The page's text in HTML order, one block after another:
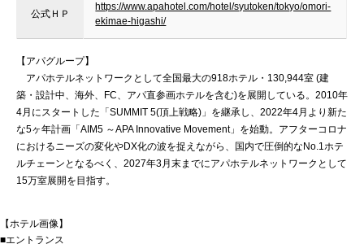
公式ＨＰ
https://www.apahotel.com/hotel/syutoken/tokyo/omori-
ekimae-higashi/
【アパグループ】
アパホテルネットワークとして全国最大の918ホテル・130,944室 (建
築・設計中、海外、FC、アパ直参画ホテルを含む)を展開している。2010年
4月にスタートした「SUMMIT 5(頂上戦略)」を継承し、2022年4月より新た
な5ヶ年計画「AIM5 ～APA Innovative Movement」を始動。アフターコロナ
におけるニーズの変化やDX化の波を捉えながら、国内で圧倒的なNo.1ホテ
ルチェーンとなるべく、2027年3月末までにアパホテルネットワークとして
15万室展開を目指す。
【ホテル画像】
■エントランス